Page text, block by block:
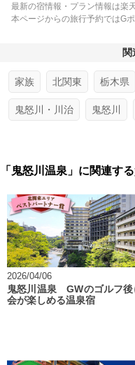
最新の宿情報・プラン情報は楽
本ページからの旅行予約ではG
家族 北関東 栃木県
鬼怒川・川治 鬼怒川
「鬼怒川温泉」に関連す
2026/04/06
鬼怒川温泉 GWのゴルフ後
会が楽しめる温泉宿